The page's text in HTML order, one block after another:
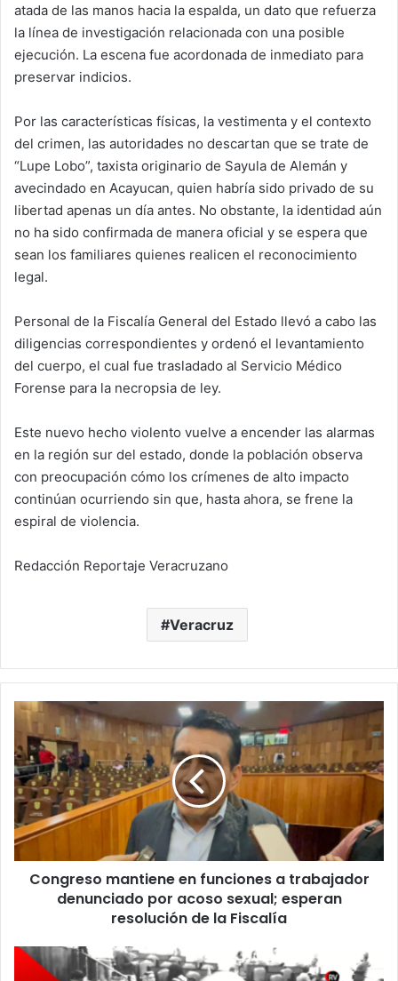
atada de las manos hacia la espalda, un dato que refuerza
la línea de investigación relacionada con una posible
ejecución. La escena fue acordonada de inmediato para
preservar indicios.
Por las características físicas, la vestimenta y el contexto
del crimen, las autoridades no descartan que se trate de
“Lupe Lobo”, taxista originario de Sayula de Alemán y
avecindado en Acayucan, quien habría sido privado de su
libertad apenas un día antes. No obstante, la identidad aún
no ha sido confirmada de manera oficial y se espera que
sean los familiares quienes realicen el reconocimiento
legal.
Personal de la Fiscalía General del Estado llevó a cabo las
diligencias correspondientes y ordenó el levantamiento
del cuerpo, el cual fue trasladado al Servicio Médico
Forense para la necropsia de ley.
Este nuevo hecho violento vuelve a encender las alarmas
en la región sur del estado, donde la población observa
con preocupación cómo los crímenes de alto impacto
continúan ocurriendo sin que, hasta ahora, se frene la
espiral de violencia.
Redacción Reportaje Veracruzano
Veracruz
Congreso
mantiene
en
funciones
a
trabajador
denunciado
por
acoso
sexual;
esperan
la
Fiscalía
Congreso mantiene en funciones a trabajador
denunciado por acoso sexual; esperan
resolución de la Fiscalía
Mando
Único